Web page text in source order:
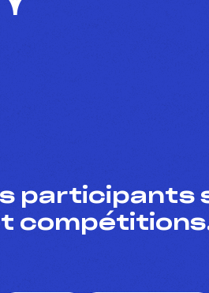
participants